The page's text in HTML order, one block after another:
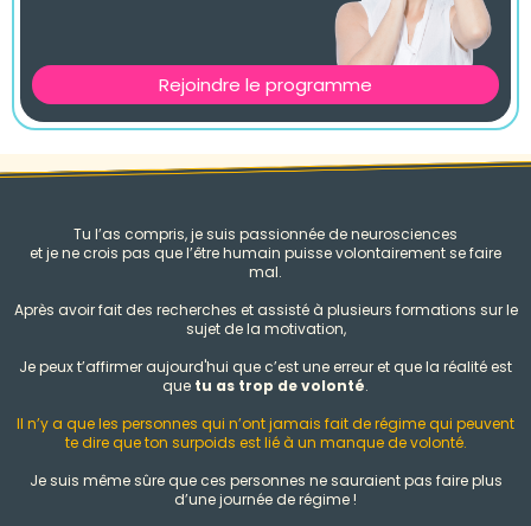
Rejoindre le programme
Tu l’as compris, je suis passionnée de neurosciences
et je ne crois pas que l’être humain puisse volontairement se faire
mal.
Après avoir fait des recherches et assisté à plusieurs formations sur le
sujet de la motivation,
Je peux t’affirmer aujourd'hui que c’est une erreur et que la réalité est
que tu as trop de volonté.
Il n’y a que les personnes qui n’ont jamais fait de régime qui peuvent
te dire que ton surpoids est lié à un manque de volonté.
Je suis même sûre que ces personnes ne sauraient pas faire plus
d’une journée de régime !